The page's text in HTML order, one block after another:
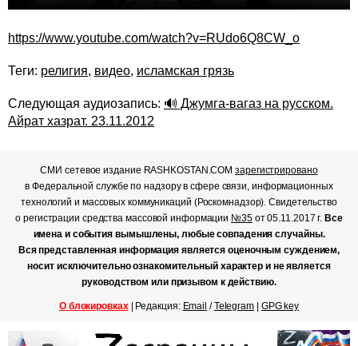
https://www.youtube.com/watch?v=RUdo6Q8CW_o
Теги: религия, видео, исламская грязь
Следующая аудиозапись: 🔊 Джумга-вагаз на русском.
Айрат хазрат. 23.11.2012
СМИ сетевое издание RASHKOSTAN.COMзарегистрировано
в Федеральной службе по надзору в сфере связи, информационных
технологий и массовых коммуникаций (Роскомнадзор). Свидетельство
о регистрации средства массовой информации №35от 05.11.2017 г.Все
имена и события вымышлены, любые совпадения случайны.
Вся представленная информация является оценочным суждением,
носит исключительно ознакомительный характер и не является
руководством или призывом к действию.
О блокировках| Редакция: Email /Telegram| GPG key